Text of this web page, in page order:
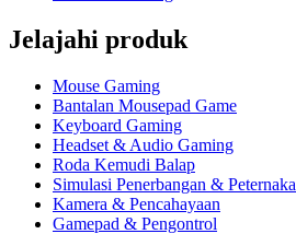
Jelajahi produk
Mouse Gaming
Bantalan Mousepad Game
Keyboard Gaming
Headset & Audio Gaming
Roda Kemudi Balap
Simulasi Penerbangan &
Kamera & Pencahayaan
Gamepad & Pengontrol